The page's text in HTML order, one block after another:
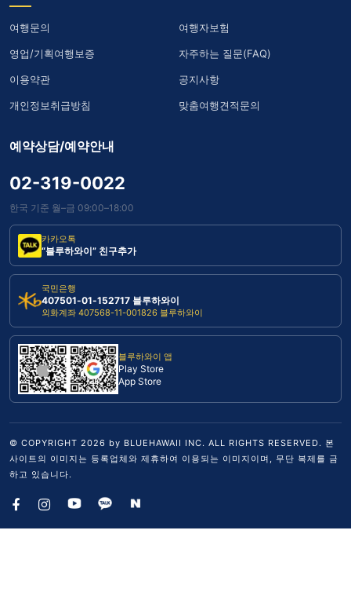
여행문의 여행자보험
영업/기획여행보증 자주하는 질문(FAQ)
이용약관 공지사항
개인정보취급방침 맞춤여행견적문의
예약상담/예약안내
02-319-0022
한국 기준 월–금 09:00–18:00
카카오톡
“블루하와이” 친구추가
국민은행
407501-01-152717 블루하와이
외화계좌 407568-11-001826 블루하와이
블루하와이 앱
Play Store
App Store
© COPYRIGHT 2026 by BLUEHAWAII INC. ALL RIGHTS RESERVED. 본
사이트의 이미지는 등록업체와 제휴하여 이용되는 이미지이며, 무단 복제를 금
하고 있습니다.